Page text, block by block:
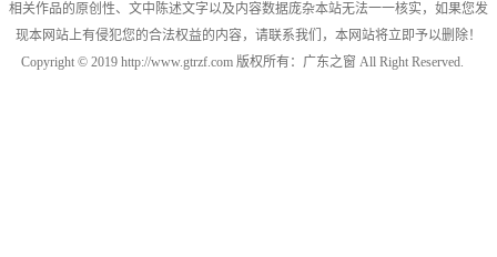
相关作品的原创性、文中陈述文字以及内容数据庞杂本站无法一一核实，如果您发
现本网站上有侵犯您的合法权益的内容，请联系我们，本网站将立即予以删除！
Copyright © 2019 http://www.gtrzf.com 版权所有：广东之窗 All Right Reserved.